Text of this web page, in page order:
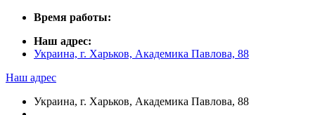
Время работы:
Наш адрес:
Украина, г. Харьков, Академика Павлова, 88
Наш адрес
Украина, г. Харьков, Академика Павлова, 88